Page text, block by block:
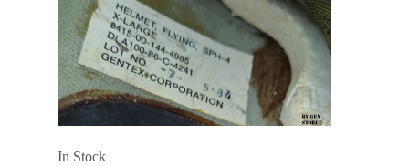
In Stock